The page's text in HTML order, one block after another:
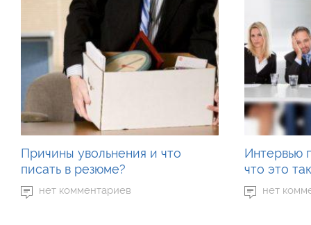
Причины увольнения и что
писать в резюме?
нет комментариев
Интервью
что это
нет